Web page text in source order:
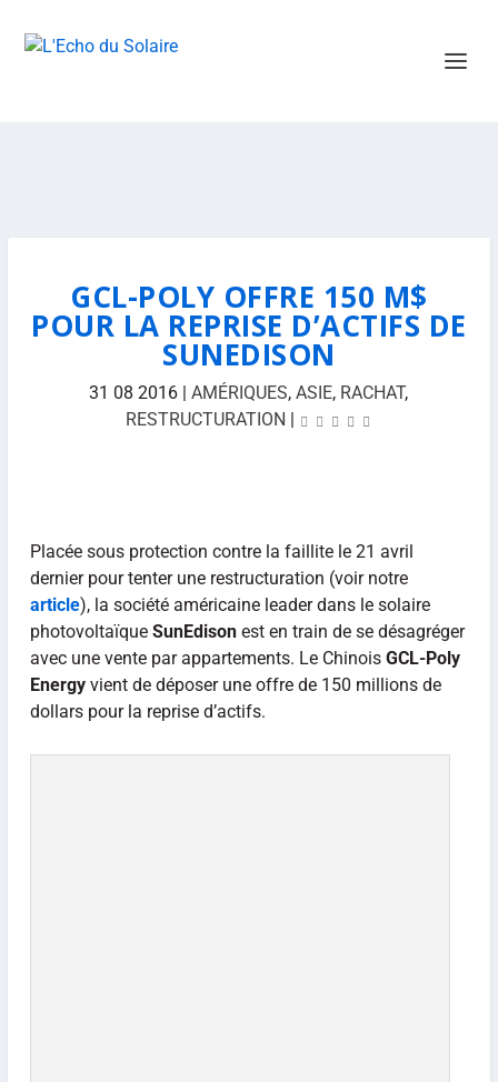
GCL-POLY OFFRE 150 M$
POUR LA REPRISE D’ACTIFS DE
SUNEDISON
31 08 2016 |AMÉRIQUES,ASIE, RACHAT,
RESTRUCTURATION |
Placée sous protection contre la faillite le 21 avril
dernier pour tenter une restructuration (voir notre
article), la société américaine leader dans le solaire
photovoltaïque SunEdisonest en train de se désagréger
avec une vente par appartements. Le Chinois GCL-Poly
Energyvient de déposer une offre de 150 millions de
dollars pour la reprise d’actifs.